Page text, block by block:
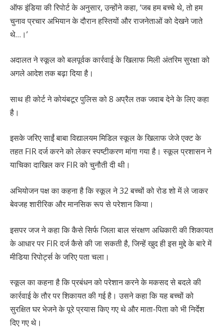
ऑफ इंडिया की रिपोर्ट के अनुसार, उन्होंने कहा, ‘जब हम बच्चे थे, तो हम
चुनाव प्रचार अभियान के दौरान हस्तियों और राजनेताओं को देखने जाते
थे…।’
अदालत ने स्कूल को बलपूर्वक कार्रवाई के खिलाफ मिली अंतरिम सुरक्षा को
अगले आदेश तक बढ़ा दिया है।
साथ ही कोर्ट ने कोयंबटूर पुलिस को 8 अप्रैल तक जवाब देने के लिए कहा
है।
इसके जरिए साईं बाबा विद्यालयम मिडिल स्कूल के खिलाफ जेजे एक्ट के
तहत FIR दर्ज करने को लेकर स्पष्टीकरण मांगा गया है। स्कूल प्रशासन ने
याचिका दाखिल कर FIR को चुनौती दी थी।
अभियोजन पक्ष का कहना है कि स्कूल ने 32 बच्चों को रोड शो में ले जाकर
बेवजह शारीरिक और मानसिक रूप से परेशान किया।
इसपर जज ने कहा कि कैसे सिर्फ जिला बाल संरक्षण अधिकारी की शिकायत
के आधार पर FIR दर्ज कैसे की जा सकती है, जिन्हें खुद ही इस मुद्दे के बारे में
मीडिया रिपोर्ट्स के जरिए पता चला।
स्कूल का कहना है कि प्रबंधन को परेशान करने के मकसद से बदले की
कार्रवाई के तौर पर शिकायत की गई है। उसने कहा कि यह बच्चों को
सुरक्षित घर भेजने के पूरे प्रयास किए गए थे और माता-पिता को भी निर्देश
दिए गए थे।